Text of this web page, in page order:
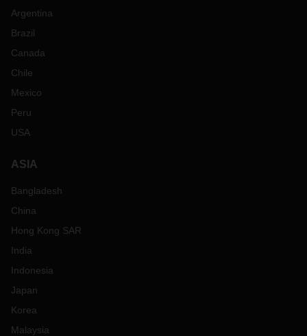
Argentina
Brazil
Canada
Chile
Mexico
Peru
USA
ASIA
Bangladesh
China
Hong Kong SAR
India
Indonesia
Japan
Korea
Malaysia